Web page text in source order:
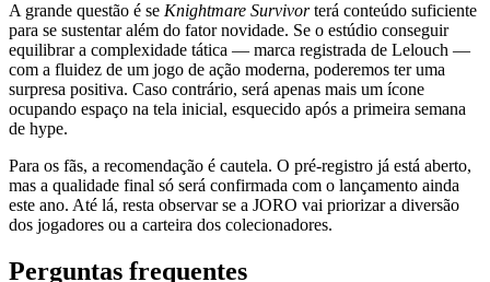
A grande questão é se Knightmare Survivorterá conteúdo suficiente
para se sustentar além do fator novidade. Se o estúdio conseguir
equilibrar a complexidade tática — marca registrada de Lelouch —
com a fluidez de um jogo de ação moderna, poderemos ter uma
surpresa positiva. Caso contrário, será apenas mais um ícone
ocupando espaço na tela inicial, esquecido após a primeira semana
de hype.
Para os fãs, a recomendação é cautela. O pré-registro já está aberto,
mas a qualidade final só será confirmada com o lançamento ainda
este ano. Até lá, resta observar se a JORO vai priorizar a diversão
dos jogadores ou a carteira dos colecionadores.
Perguntas frequentes